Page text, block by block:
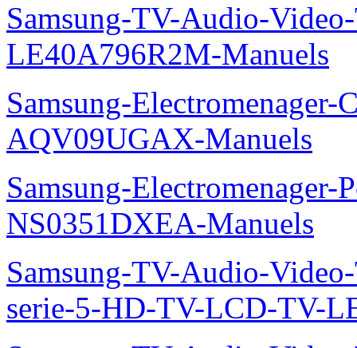
Samsung-TV-Audio-
LE40A796R2M-Manuels
Samsung-Electromenager-
AQV09UGAX-Manuels
Samsung-
NS0351DXEA-Manuels
Samsung-TV-Audio-
serie-5-HD-TV-LCD-TV-